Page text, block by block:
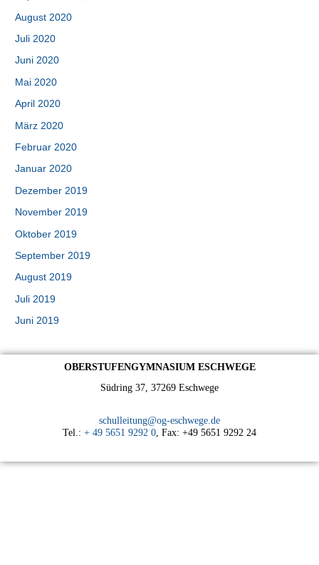
August 2020
Juli 2020
Juni 2020
Mai 2020
April 2020
März 2020
Februar 2020
Januar 2020
Dezember 2019
November 2019
Oktober 2019
September 2019
August 2019
Juli 2019
Juni 2019
OBERSTUFENGYMNASIUM ESCHWEGE
Südring 37, 37269 Eschwege
schulleitung@og-eschwege.de
Tel.: + 49 5651 9292 0, Fax: +49 5651 9292 24